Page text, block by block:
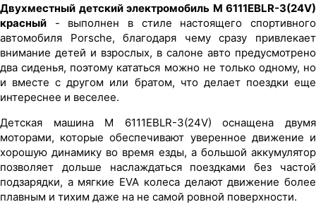
Двухместный детский электромобиль M 6111EBLR-3(24V)
красный - выполнен в стиле настоящего спортивного
автомобиля Porsche, благодаря чему сразу привлекает
внимание детей и взрослых, в салоне авто предусмотрено
два сиденья, поэтому кататься можно не только одному, но
и вместе с другом или братом, что делает поездки еще
интереснее и веселее.
Детская машина M 6111EBLR-3(24V) оснащена двумя
моторами, которые обеспечивают уверенное движение и
хорошую динамику во время езды, а большой аккумулятор
позволяет дольше наслаждаться поездками без частой
подзарядки, а мягкие EVA колеса делают движение более
плавным и тихим даже на не самой ровной поверхности.